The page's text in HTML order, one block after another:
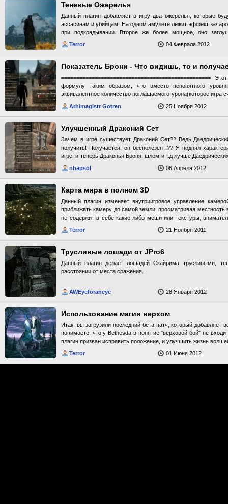
Теневые Ожерелья
Данный плагин добавляет в игру два ожерелья, которые
ассасинам и убийцам. На одном амулете лежит эффект
при подкрадывании. Второе же более мощное, оно
Скрафтить ожерелья можно в любой кузнице, в разделе с
Terror 04 Февраля 2012
Показатель Брони - Что видишь, то и
=================================================
формулу таким образом, что вместо непонятного
эквивалентное количество поглащаемого урона(которое игра
не показывает). Значение есть на каждой броне а также
скрины. Больше никаких правок все как в оригинале.
урона в ваниле 80% это примерно 1000ед брони по
изменяет ни одной вещи в игре то должен быть совместим
Arhimagistr Gotren 25 Ноября 2012
Улучшенный Драконий Сет
Зачем в игре существует Драконий Сет?? Ведь
получить! Получается, он бесполезен !?? Я поднял
игре, и теперь Драконья Броня, шлем и т.д лучше
сет не должен существовать!! P.S: Драконий Сет элитный не
трудно добыть какие-либо ингридиенты. А вот
Аркадия, например ) все ингридиенты, сохраняетесь, убиваете
у торговца снова куча товаров. Можно хоть вагон сердец
Вообще, почему Драконий Сет - пик развития Кузнечества?
он, по вашему мнению, круче?
nhapsol 06 Апреля 2012
Карта мира в полном 3D
Данный плагин изменяет внутриигровое управление
приближать камеру до самой земли, просматривая
не содержит в себе какие-либо меши или текстуры,
чтобы понять как установить мод.
Terror 21 Ноября 2011
Трусливые лошади от JPro6
Данный плагин делает лошадей Скайрима трусливыми,
расстоянии от места сражения.
AWEyeforaneye 28 Января 2012
Использование магии верхом
Итак, вы загрузили последний бета-патч, который добавляет
понимаете, что у Bethesda в понятие "верховой бой" не
плагин призван исправить положение, и улучшить жизнь
Terror
01 Июня 2012